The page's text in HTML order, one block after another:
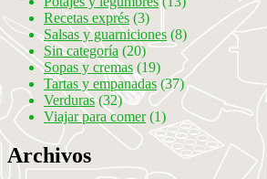
Recetas exprés (3)
Salsas y guarniciones (8)
Sin categoría (20)
Sopas y cremas(19)
Tartas y empanadas (37)
Verduras(32)
Viajar para comer(1)
Archivos